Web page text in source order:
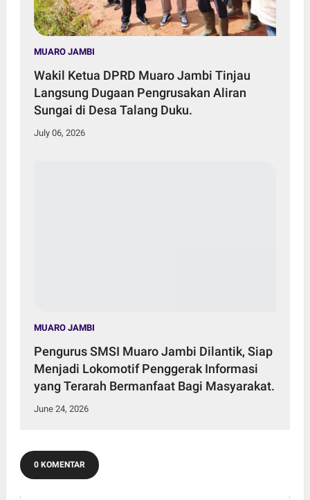
MUARO JAMBI
Wakil Ketua DPRD Muaro Jambi Tinjau
Langsung Dugaan Pengrusakan Aliran
Sungai di Desa Talang Duku.
July 06, 2026
MUARO JAMBI
Pengurus SMSI Muaro Jambi Dilantik, Siap
Menjadi Lokomotif Penggerak Informasi
yang Terarah Bermanfaat Bagi Masyarakat.
June 24, 2026
0 KOMENTAR